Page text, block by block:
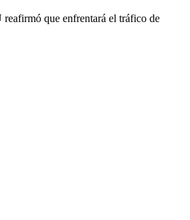
que enfrentará el tráfico de